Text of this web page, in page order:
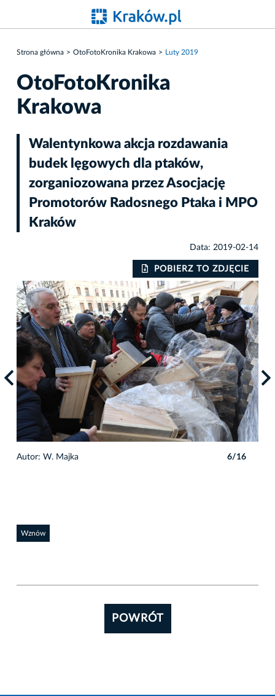
Strona główna OtoFotoKronika Krakowa Luty 2019
OtoFotoKronika
Krakowa
Walentynkowa akcja rozdawania
budek lęgowych dla ptaków,
zorganiozowana przez Asocjację
Promotorów Radosnego Ptaka i MPO
Kraków
Data: 2019-02-14
POBIERZ TO ZDJĘCIE
Autor: W. Majka 6/16
Wznów
POWRÓT